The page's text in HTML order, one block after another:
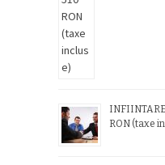
RON (taxe